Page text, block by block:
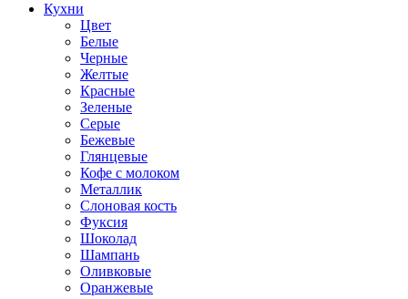
Кухни
Цвет
Белые
Черные
Желтые
Красные
Зеленые
Серые
Бежевые
Глянцевые
Кофе с молоком
Металлик
Слоновая кость
Фуксия
Шоколад
Шампань
Оливковые
Оранжевые